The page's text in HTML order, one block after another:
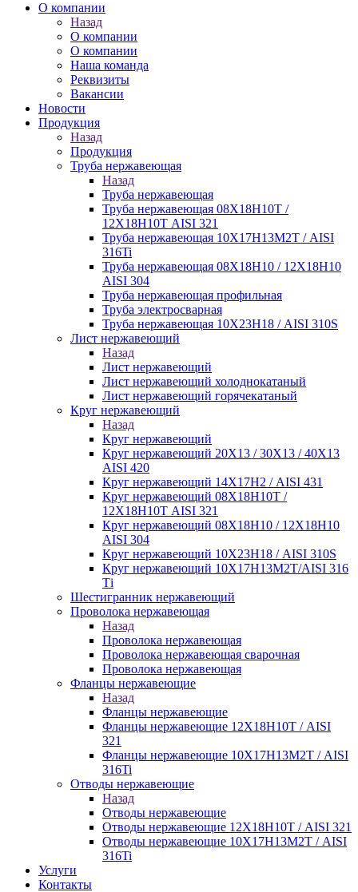
О компании
Назад
О компании
О компании
Наша команда
Реквизиты
Вакансии
Новости
Продукция
Назад
Продукция
Труба нержавеющая
Назад
Труба нержавеющая
Труба нержавеющая 08Х18Н10Т /
12Х18Н10Т AISI 321
Труба нержавеющая 10Х17Н13М2Т / AISI
316Ti
Труба нержавеющая 08Х18Н10 / 12Х18Н10
AISI 304
Труба нержавеющая профильная
Труба электросварная
Труба нержавеющая 10Х23Н18 / AISI 310S
Лист нержавеющий
Назад
Лист нержавеющий
Лист нержавеющий холоднокатаный
Лист нержавеющий горячекатаный
Круг нержавеющий
Назад
Круг нержавеющий
Круг нержавеющий 20Х13 / 30Х13 / 40Х13
AISI 420
Круг нержавеющий 14Х17Н2 / AISI 431
Круг нержавеющий 08Х18Н10Т /
12Х18Н10Т AISI 321
Круг нержавеющий 08Х18Н10 / 12Х18Н10
AISI 304
Круг нержавеющий 10Х23Н18 / AISI 310S
Круг нержавеющий 10Х17Н13М2Т/AISI 316
Тi
Шестигранник нержавеющий
Проволока нержавеющая
Назад
Проволока нержавеющая
Проволока нержавеющая сварочная
Проволока нержавеющая
Фланцы нержавеющие
Назад
Фланцы нержавеющие
Фланцы нержавеющие 12Х18Н10Т / AISI
321
Фланцы нержавеющие 10Х17Н13М2Т / AISI
316Ti
Отводы нержавеющие
Назад
Отводы нержавеющие
Отводы нержавеющие 12Х18Н10Т / AISI 321
Отводы нержавеющие 10Х17Н13М2Т / AISI
316Ti
Услуги
Контакты